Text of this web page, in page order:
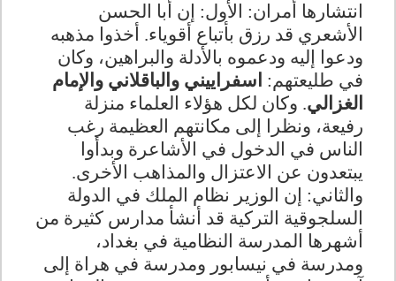
انتشارها أمران: الأول: إن أبا الحسن
الأشعري قد رزق بأتباع أقوياء. أخذوا مذهبه
ودعوا إليه ودعموه بالأدلة والبراهين، وكان
في طليعتهم: اسفراييني والباقلاني والإمام
الغزالي. وكان لكل هؤلاء العلماء منزلة
رفيعة، ونظرا إلى مكانتهم العظيمة رغب
الناس في الدخول في الأشاعرة وبدأوا
يبتعدون عن الاعتزال والمذاهب الأخرى.
والثاني: إن الوزير نظام الملك في الدولة
السلجوقية التركية قد أنشأ مدارس كثيرة من
أشهرها المدرسة النظامية في بغداد،
ومدرسة في نيسابور ومدرسة في هراة إلى